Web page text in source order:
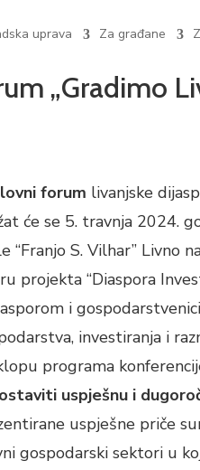
uprava Za građane
„Gradimo
forum livanjske
će se 5. travnja 2024.
“Franjo S. Vilhar” Livno
projekta “Diaspora
i
investiranja i
programa
uspješnu i
uspješne priče
gospodarski sektori u